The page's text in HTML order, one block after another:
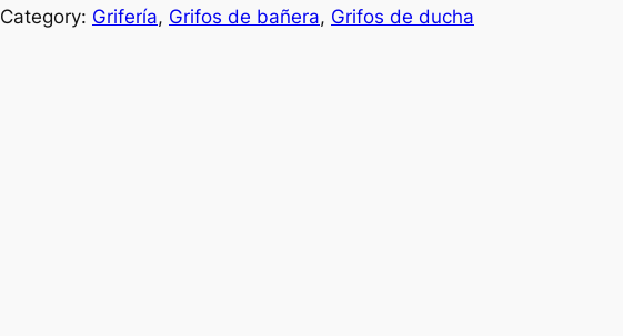
Category: Grifería, Grifos de bañera, Grifos de ducha